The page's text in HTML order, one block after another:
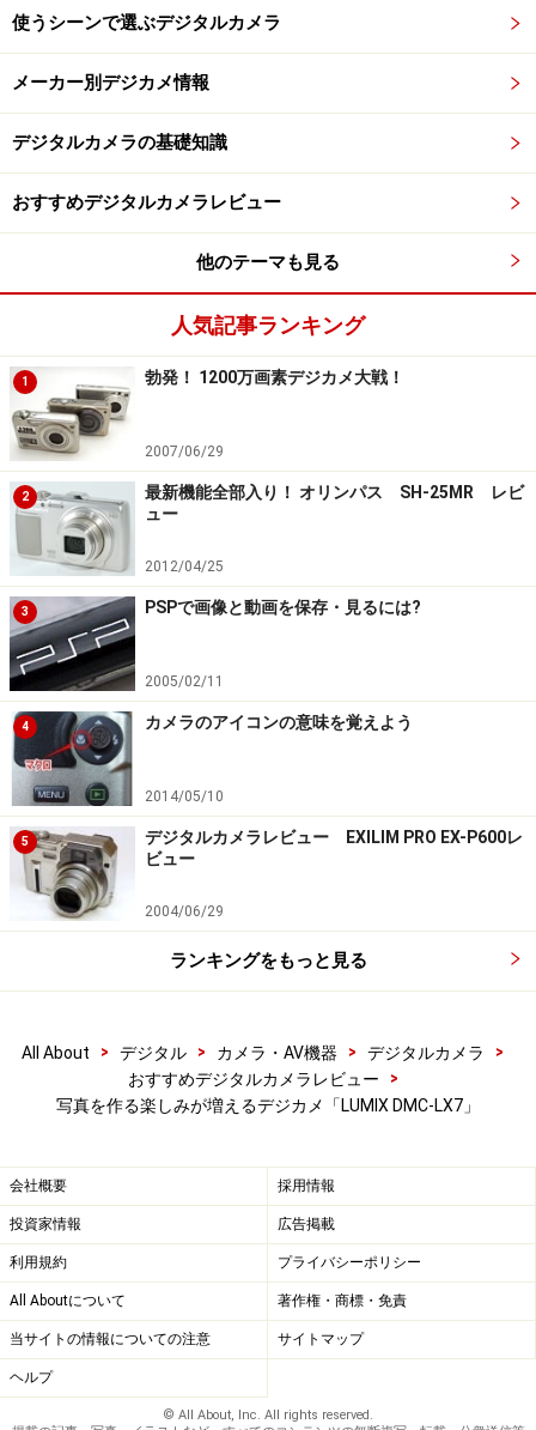
使うシーンで選ぶデジタルカメラ
メーカー別デジカメ情報
デジタルカメラの基礎知識
おすすめデジタルカメラレビュー
他のテーマも見る
人気記事ランキング
1 勃発！ 1200万画素デジカメ大戦！
2007/06/29
2
最新機能全部入り！ オリンパス SH-25MR レビ
ュー
2012/04/25
3 PSPで画像と動画を保存・見るには?
2005/02/11
4 カメラのアイコンの意味を覚えよう
2014/05/10
5
デジタルカメラレビュー EXILIM PRO EX-P600レ
ビュー
2004/06/29
ランキングをもっと見る
All About > デジタル > カメラ・AV機器 > デジタルカメラ
>
おすすめデジタルカメラレビュー
>
写真を作る楽しみが増えるデジカメ「LUMIX DMC-LX7」
会社概要 採用情報
投資家情報 広告掲載
利用規約 プライバシーポリシー
All Aboutについて 著作権・商標・免責
当サイトの情報についての注意 サイトマップ
ヘルプ
© All About, Inc. All rights reserved.